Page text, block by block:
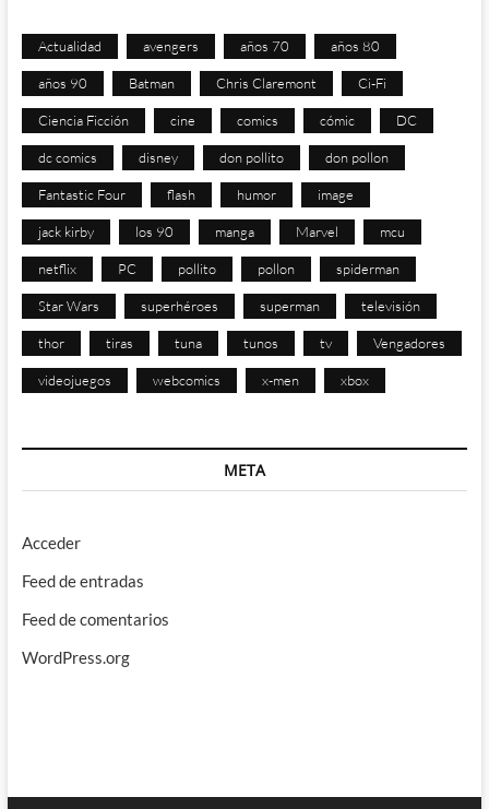
Actualidad avengers años 70 años 80
años 90 Batman Chris Claremont Ci-Fi
Ciencia Ficción cine comics cómic DC
dc comics disney don pollito don pollon
Fantastic Four flash humor image
jack kirby los 90 manga Marvel mcu
netflix PC pollito pollon spiderman
Star Wars superhéroes superman televisión
thor tiras tuna tunos tv Vengadores
videojuegos webcomics x-men xbox
META
Acceder
Feed de entradas
Feed de comentarios
WordPress.org